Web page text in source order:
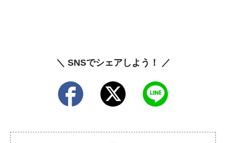
＼ SNSでシェアしよう！ ／